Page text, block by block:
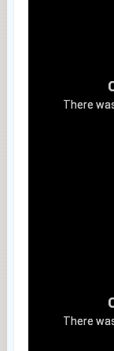
There
There